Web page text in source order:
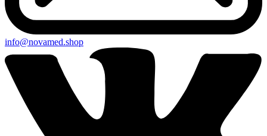
info@novamed.shop